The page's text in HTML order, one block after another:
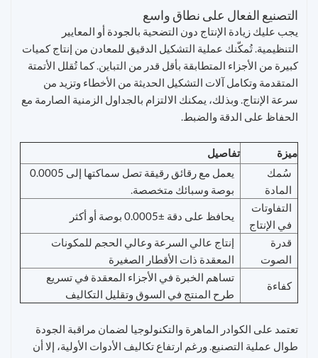
التصنيع الفعال على نطاق واسع
يجب عليك زيادة الإنتاج دون التضحية بالجودة أو المعايير
التنظيمية. تُمكّنك عملية التشكيل الدقيق للمعادن من إنتاج كميات
كبيرة من الأجزاء المتطابقة بأقل قدر من التباين. كما تُقلل الأتمتة
المتقدمة وتكامل آلات التشكيل الحديثة من الأخطاء وتزيد من
سرعة الإنتاج. وبذلك، يمكنك الالتزام بالجداول الزمنية الصارمة مع
الحفاظ على الدقة والضبط.
ميزة
تفاصيل
سُمك
المادة
يعمل مع رقائق رقيقة تصل سماكتها إلى 0.0005
بوصة وسبائك متخصصة.
التفاوتات
في الإنتاج
يحافظ على دقة ±0.0005 بوصة أو أكثر
قدرة
الصوت
إنتاج عالي السرعة وعالي الحجم للمكونات
المعقدة ذات الأقطار الصغيرة
كفاءة
تساهم الخبرة في الأجزاء المعقدة في تسريع
طرح المنتج في السوق وتقليل التكاليف
تعتمد على الكوادر الماهرة والتكنولوجيا لضمان مراقبة الجودة
طوال عملية التصنيع. ورغم ارتفاع تكاليف الأدوات الأولية، إلا أن